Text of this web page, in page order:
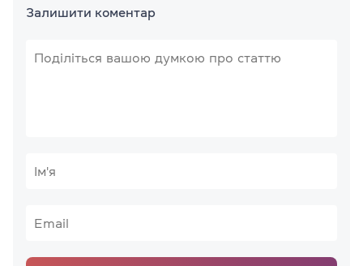
Залишити коментар